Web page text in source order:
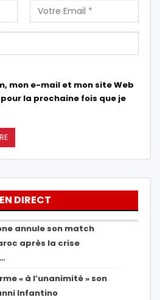
mon e-mail et mon site Web
la prochaine fois que je
EN DIRECT
annule son match
après la crise
« à l’unanimité » son
Infantino